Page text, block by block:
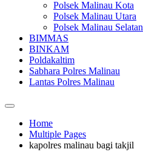
Polsek Malinau Kota
Polsek Malinau Utara
Polsek Malinau Selatan
BIMMAS
BINKAM
Poldakaltim
Sabhara Polres Malinau
Lantas Polres Malinau
Home
Multiple Pages
kapolres malinau bagi takjil